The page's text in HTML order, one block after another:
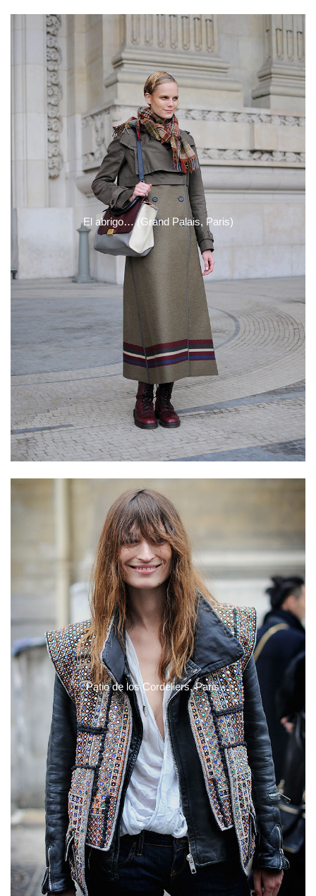
El abrigo… (Grand Palais, Paris)
Patio de los Cordeliers, Paris…